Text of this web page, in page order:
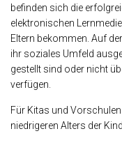
befinden sich die
elektronischen
Eltern bekommen. Auf
ihr soziales Umfeld
gestellt sind oder nicht
verfügen.
Für Kitas und
niedrigeren Alters der